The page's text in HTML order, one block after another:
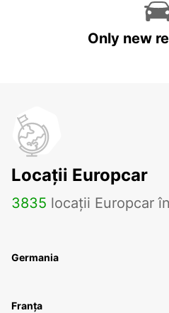
Only new
Locații Europcar
3835 locații Europcar
Germania
Franța